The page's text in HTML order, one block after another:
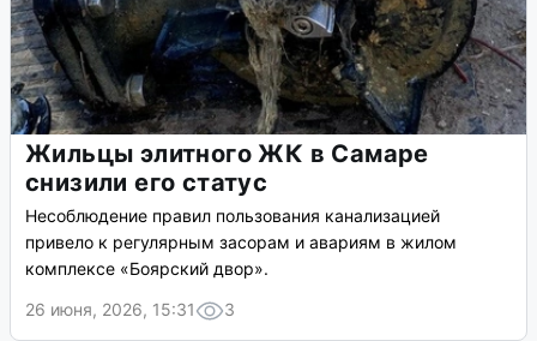
Жильцы элитного ЖК в Самаре
снизили его статус
Несоблюдение правил пользования канализацией
привело к регулярным засорам и авариям в жилом
комплексе «Боярский двор».
26 июня, 2026, 15:31
3